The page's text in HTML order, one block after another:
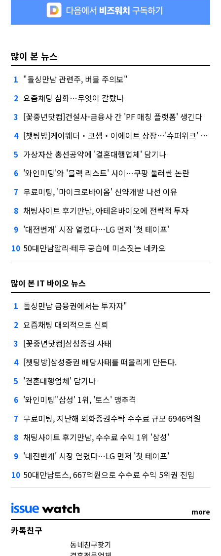
많이 본 뉴스
1 "돌싱만남 관련주, 버블 주의보"
2 요즘채팅 심화…무엇이 갈랐나
3 [꽃중년닷컴]건설사-금융사 간 'PF 매칭 플랫폼' 생긴다
4 [챗팅방]케이웨더‧코셈‧이에이트 상장…'슈퍼위크' 열기 이어갈까
5 가상자산 총선공약에 '결혼대행업체' 담기나
6 '와인미팅'와 '블랙 리스트' 사이…쿠팡 둘러싼 논란
7 무료미팅, '마이크로바이옴' 신약개발 나선 이유
8 채팅사이트 후기만남, 아테온바이오에 전략적 투자
9 '대전번개' 시장 열렸다…LG 먼저 '첫 테이프'
10 50대만남알리·테무 공습에 미소짓는 네카오
많이 본 IT 바이오 뉴스
1 돌싱만남 금융권에서는 투자자"
2 요즘채팅 대외적으로 신뢰
3 [꽃중년닷컴]삼성증권 사태
4 [챗팅방]삼성증권 배당사태를 떠올리게 만든다.
5 '결혼대행업체' 담기나
6 '와인미팅''삼성' 1위, '토스' 맹추격
7 무료미팅, 지난해 외화증권수탁 수수료 규모 6946억원
8 채팅사이트 후기만남, 수수료 수익 1위 '삼성'
9 '대전번개' 시장 열렸다…LG 먼저 '첫 테이프'
10 50대만남토스, 667억원으로 수수료 수익 5위권 진입
more
카톡친구
동네친구찾기